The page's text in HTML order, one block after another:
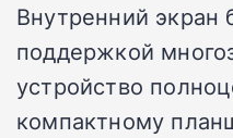
Внутренний экран
поддержкой
устройство
компактному